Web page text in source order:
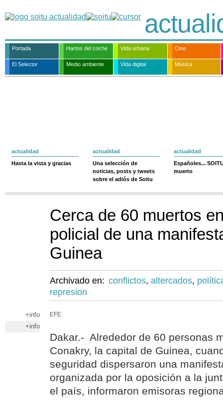
Portada Hartos del coche Vida urbana Cine
El Selector Medio ambiente Vida digital Música
actualidad
Hasta la vista y gracias
actualidad
Una selección de
noticias, posts y tweets
sobre el adiós de Soitu
actualidad
Españoles...
muerto
Cerca de 60 muertos
policial de una
Guinea
Archivado en: conflictos, altercados,
represion
+info
+info
EFE
Dakar.- Alrededor de 60 personas
Conakry, la capital de Guinea,
seguridad dispersaron una
organizada por la oposición a la
el país, informaron emisoras